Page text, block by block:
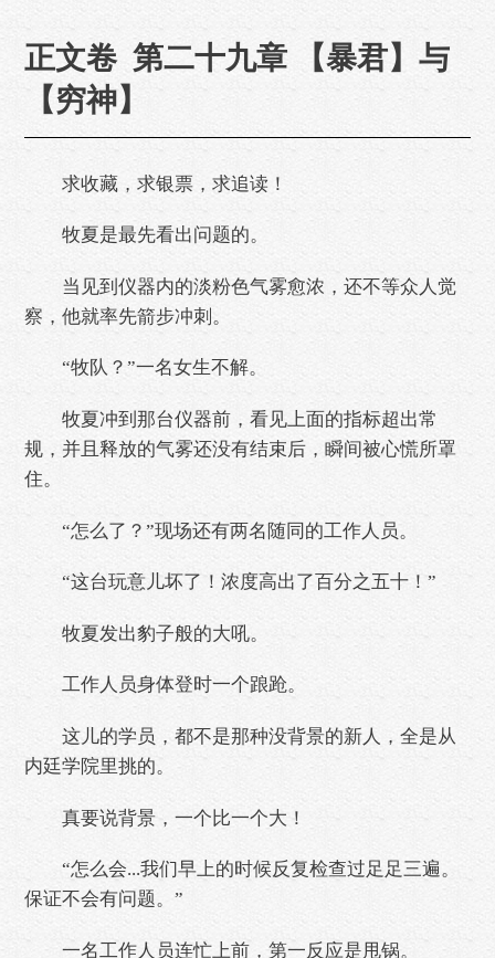
正文卷 第二十九章 【暴君】与
【穷神】
求收藏，求银票，求追读！
牧夏是最先看出问题的。
当见到仪器内的淡粉色气雾愈浓，还不等众人觉
察，他就率先箭步冲刺。
“牧队？”一名女生不解。
牧夏冲到那台仪器前，看见上面的指标超出常
规，并且释放的气雾还没有结束后，瞬间被心慌所罩
住。
“怎么了？”现场还有两名随同的工作人员。
“这台玩意儿坏了！浓度高出了百分之五十！”
牧夏发出豹子般的大吼。
工作人员身体登时一个踉跄。
这儿的学员，都不是那种没背景的新人，全是从
内廷学院里挑的。
真要说背景，一个比一个大！
“怎么会...我们早上的时候反复检查过足足三遍。
保证不会有问题。”
一名工作人员连忙上前，第一反应是甩锅。